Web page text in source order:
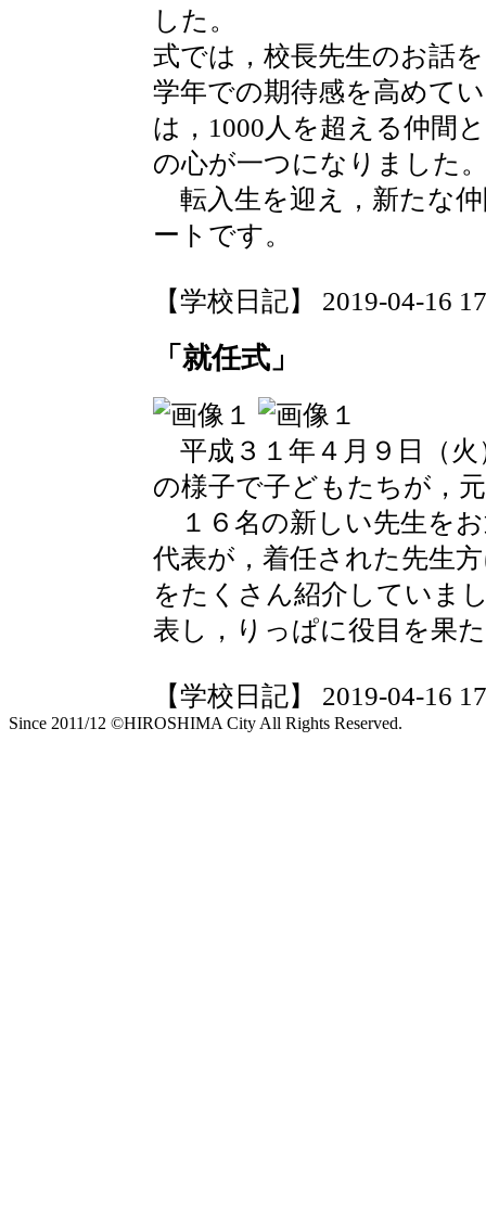
した。
式では，校長先生のお話
学年での期待感を高めて
は，1000人を超える仲間
の心が一つになりました
転入生を迎え，新たな
ートです。
【学校日記】 2019-04-16
「就任式」
平成３１年４月９日（
の様子で子どもたちが，
１６名の新しい先生を
代表が，着任された先生
をたくさん紹介していま
表し，りっぱに役目を果
【学校日記】 2019-04-16
Since 2011/12 ©HIROSHIMA City All Rights Reserved.